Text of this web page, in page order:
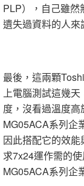
PLP），自己雖然
遺失過資料的人來
最後，這兩顆
上電腦測試這幾
度，沒看過溫度
MG05ACA系列企
因此搭配它的效
求7x24運作需的
MG05ACA系列企